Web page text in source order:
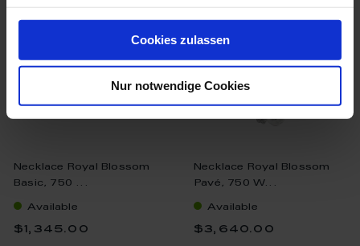
Cookies zulassen
Nur notwendige Cookies
Necklace Royal Blossom
Basic, 750 ...
Available
$1,345.00
Necklace Royal Blossom
Pavé, 750 W...
Available
$3,640.00